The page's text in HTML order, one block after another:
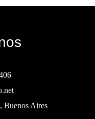
Buenos Aires